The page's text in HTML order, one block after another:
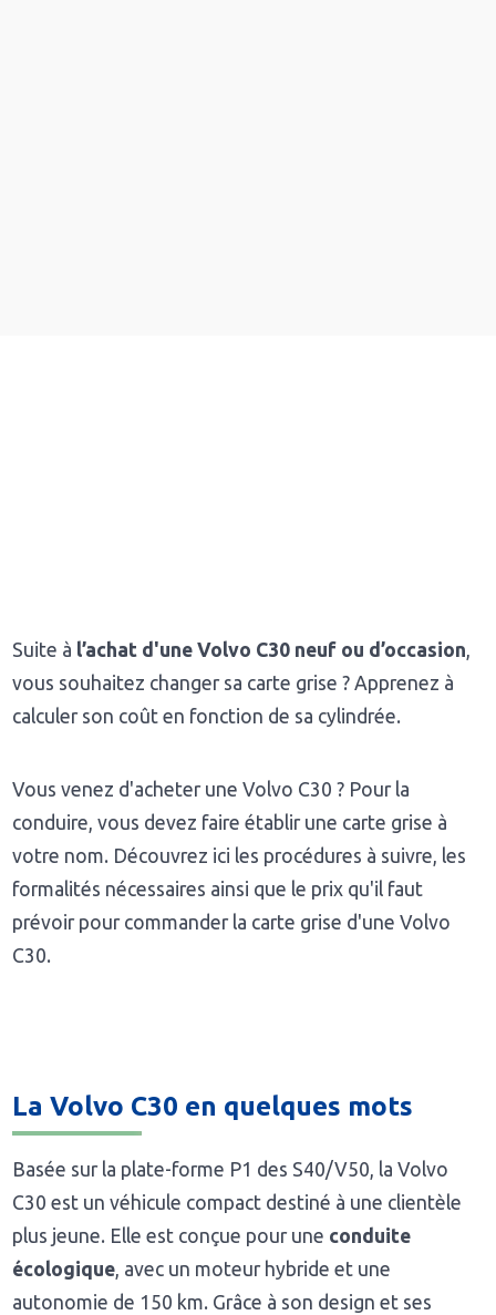
Suite à l’achat d'une Volvo C30 neuf ou d’occasion,
vous souhaitez changer sa carte grise ? Apprenez à
calculer son coût en fonction de sa cylindrée.
Vous venez d'acheter une Volvo C30 ? Pour la
conduire, vous devez faire établir une carte grise à
votre nom. Découvrez ici les procédures à suivre, les
formalités nécessaires ainsi que le prix qu'il faut
prévoir pour commander la carte grise d'une Volvo
C30.
La Volvo C30 en quelques mots
Basée sur la plate-forme P1 des S40/V50, la Volvo
C30 est un véhicule compact destiné à une clientèle
plus jeune. Elle est conçue pour une conduite
écologique, avec un moteur hybride et une
autonomie de 150 km. Grâce à son design et ses